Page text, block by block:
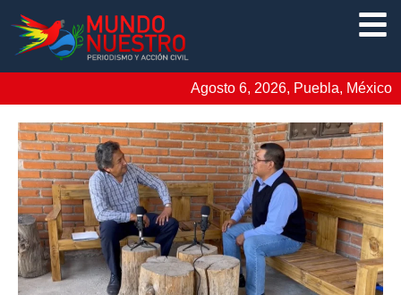
Agosto 6, 2026, Puebla, México